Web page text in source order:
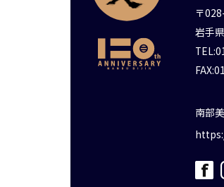
〒
岩手
南部